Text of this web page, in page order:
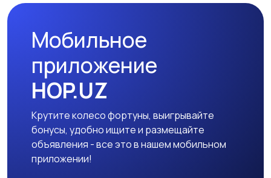
Мобильное
приложение
HOP.UZ
Крутите колесо фортуны, выигрывайте
бонусы, удобно ищите и размещайте
объявления - все это в нашем мобильном
приложении!